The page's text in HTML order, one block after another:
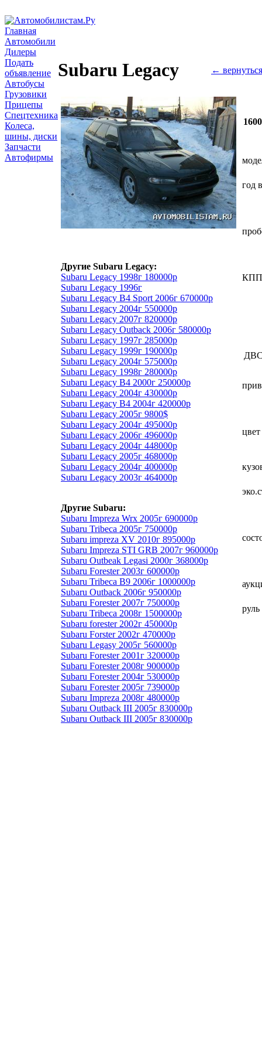
Главная
Автомобили
Дилеры
Подать
объявление
Автобусы
Грузовики
Прицепы
Спецтехника
Колеса,
шины, диски
Запчасти
Автофирмы
Subaru Legacy ← вернуться
Другие Subaru Legacy:
Subaru Legacy 1998г 180000р
Subaru Legacy 1996г
Subaru Legacy B4 Sport 2006г 670000р
Subaru Legacy 2004г 550000р
Subaru Legacy 2007г 820000р
Subaru Legacy Outback 2006г 580000р
Subaru Legacy 1997г 285000р
Subaru Legacy 1999г 190000р
Subaru Legacy 2004г 575000р
Subaru Legacy 1998г 280000р
Subaru Legacy B4 2000г 250000р
Subaru Legacy 2004г 430000р
Subaru Legacy B4 2004г 420000р
Subaru Legacy 2005г 9800$
Subaru Legacy 2004г 495000р
Subaru Legacy 2006г 496000р
Subaru Legacy 2004г 448000р
Subaru Legacy 2005г 468000р
Subaru Legacy 2004г 400000р
Subaru Legacy 2003г 464000р
Другие Subaru:
Subaru Impreza Wrx 2005г 690000р
Subaru Tribeca 2005г 750000р
Subaru impreza XV 2010г 895000р
Subaru Impreza STI GRB 2007г 960000р
Subaru Outbeak Legasi 2000г 368000р
Subaru Forester 2003г 600000р
Subaru Tribeca B9 2006г 1000000р
Subaru Outback 2006г 950000р
Subaru Forester 2007г 750000р
Subaru Tribeca 2008г 1500000р
Subaru forester 2002г 450000р
Subaru Forster 2002г 470000р
Subaru Legasy 2005г 560000р
Subaru Forester 2001г 320000р
Subaru Forester 2008г 900000р
Subaru Forester 2004г 530000р
Subaru Forester 2005г 739000р
Subaru Impreza 2008г 480000р
Subaru Outback III 2005г 830000р
Subaru Outback III 2005г 830000р
год
КПП
цвет
руль